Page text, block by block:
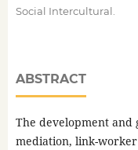
Social Intercultural.
ABSTRACT
The development
mediation, link-